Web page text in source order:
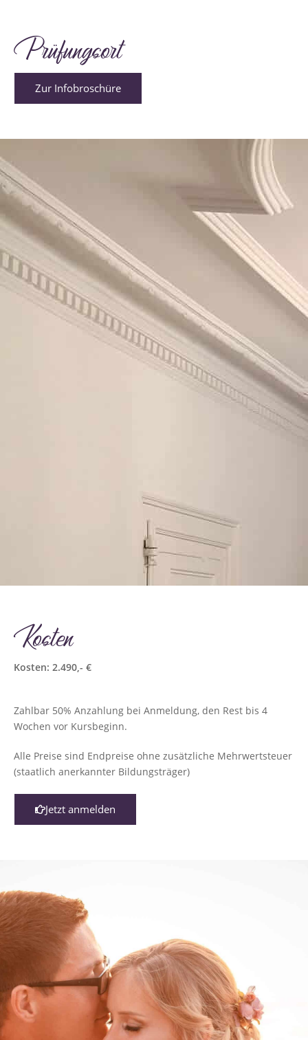
Prüfungsort
Zur Infobroschüre
Kosten
Kosten: 2.490,- €
Zahlbar 50% Anzahlung bei Anmeldung, den Rest bis 4
Wochen vor Kursbeginn.
Alle Preise sind Endpreise ohne zusätzliche Mehrwertsteuer
(staatlich anerkannter Bildungsträger)
Jetzt anmelden